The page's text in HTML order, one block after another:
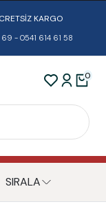
KARGO
- 0541 614 61 58
0
SIRALA